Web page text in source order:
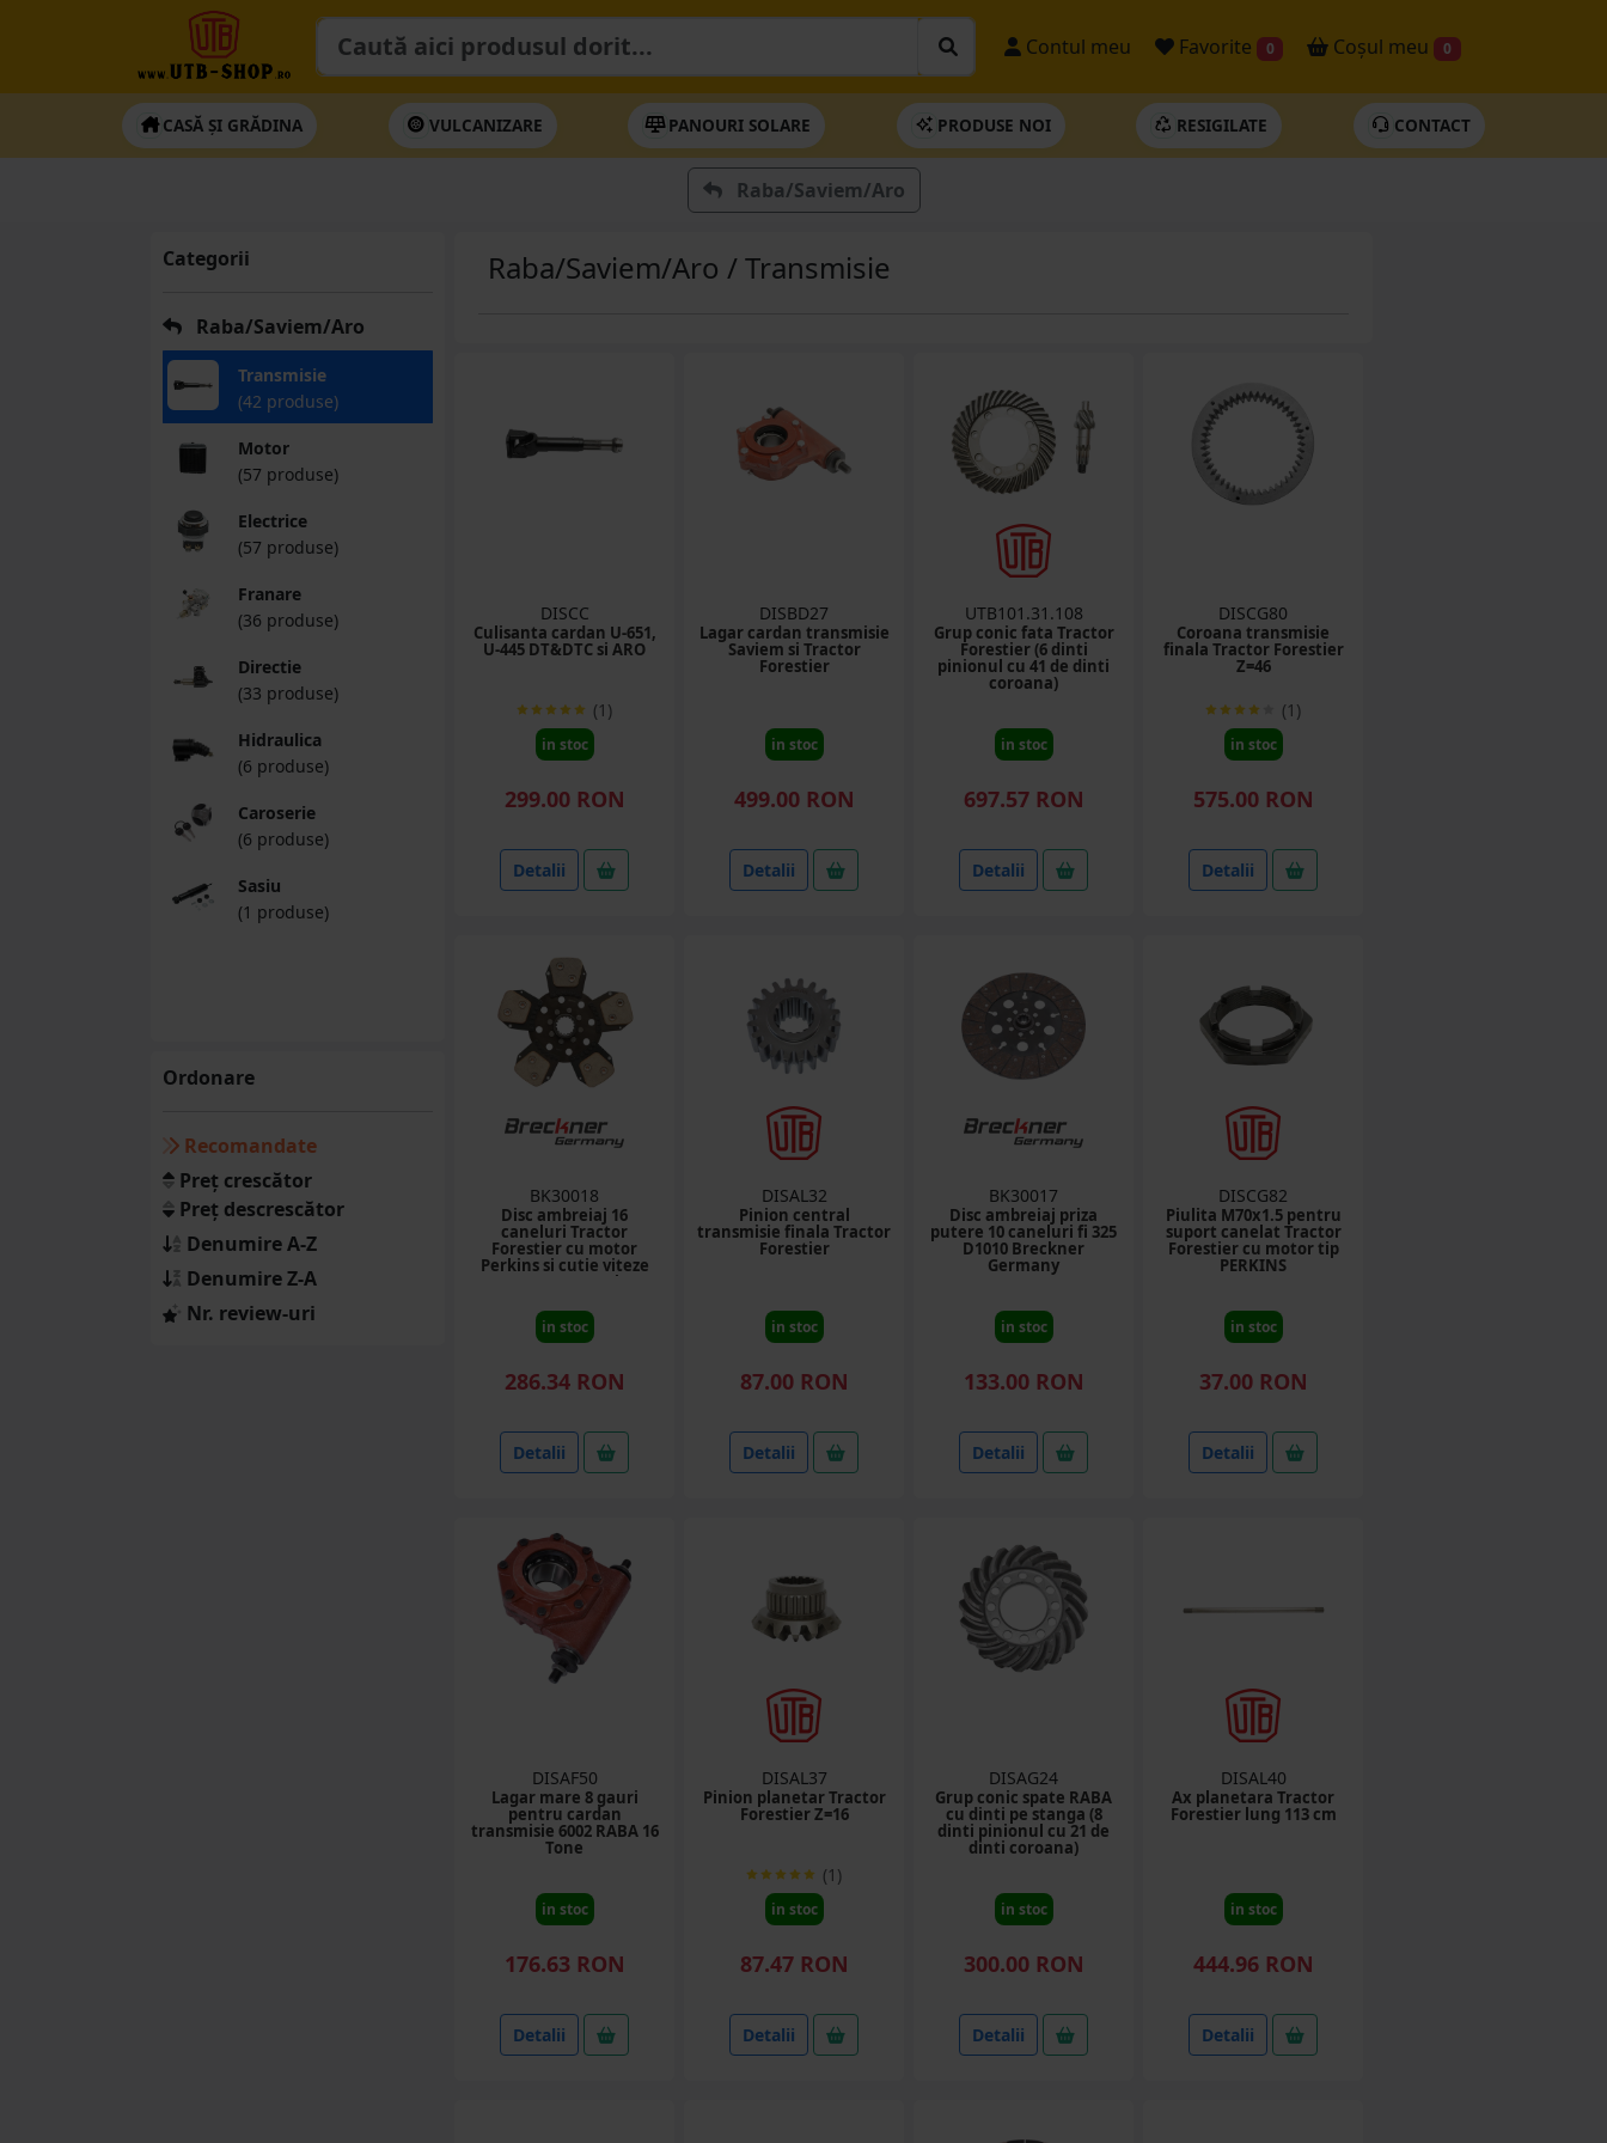
Contul meu Favorite 0 Coșul meu 0
CASĂ ȘI GRĂDINA VULCANIZARE PANOURI SOLARE PRODUSE NOI RESIGILATE CONTACT
Raba/Saviem/Aro
Categorii
Raba/Saviem/Aro
Transmisie
(42 produse)
Motor
(57 produse)
Electrice
(57 produse)
Franare
(36 produse)
Directie
(33 produse)
Hidraulica
(6 produse)
Caroserie
(6 produse)
Sasiu
(1 produse)
Ordonare
Recomandate
Preț crescător
Preț descrescător
Denumire A-Z
Denumire Z-A
Nr. review-uri
Raba/Saviem/Aro / Transmisie
DISCC
Culisanta cardan U-651,
U-445 DT&DTC si ARO
(1)
in stoc
299.00 RON
Detalii
DISBD27
Lagar cardan transmisie
Saviem si Tractor
Forestier
in stoc
499.00 RON
Detalii
UTB101.31.108
Grup conic fata Tractor
Forestier (6 dinti
pinionul cu 41 de dinti
coroana)
in stoc
697.57 RON
Detalii
DISCG80
Coroana transmisie
finala Tractor Forestier
Z=46
(1)
in stoc
575.00 RON
Detalii
BK30018
Disc ambreiaj 16
caneluri Tractor
Forestier cu motor
Perkins si cutie viteze
romaneasca Breckner
in stoc
286.34 RON
Detalii
DISAL32
Pinion central
transmisie finala Tractor
Forestier
in stoc
87.00 RON
Detalii
BK30017
Disc ambreiaj priza
putere 10 caneluri fi 325
D1010 Breckner
Germany
in stoc
133.00 RON
Detalii
DISCG82
Piulita M70x1.5 pentru
suport canelat Tractor
Forestier cu motor tip
PERKINS
in stoc
37.00 RON
Detalii
DISAF50
Lagar mare 8 gauri
pentru cardan
transmisie 6002 RABA 16
Tone
in stoc
176.63 RON
Detalii
DISAL37
Pinion planetar Tractor
Forestier Z=16
(1)
in stoc
87.47 RON
Detalii
DISAG24
Grup conic spate RABA
cu dinti pe stanga (8
dinti pinionul cu 21 de
dinti coroana)
in stoc
300.00 RON
Detalii
DISAL40
Ax planetara Tractor
Forestier lung 113 cm
in stoc
444.96 RON
Detalii